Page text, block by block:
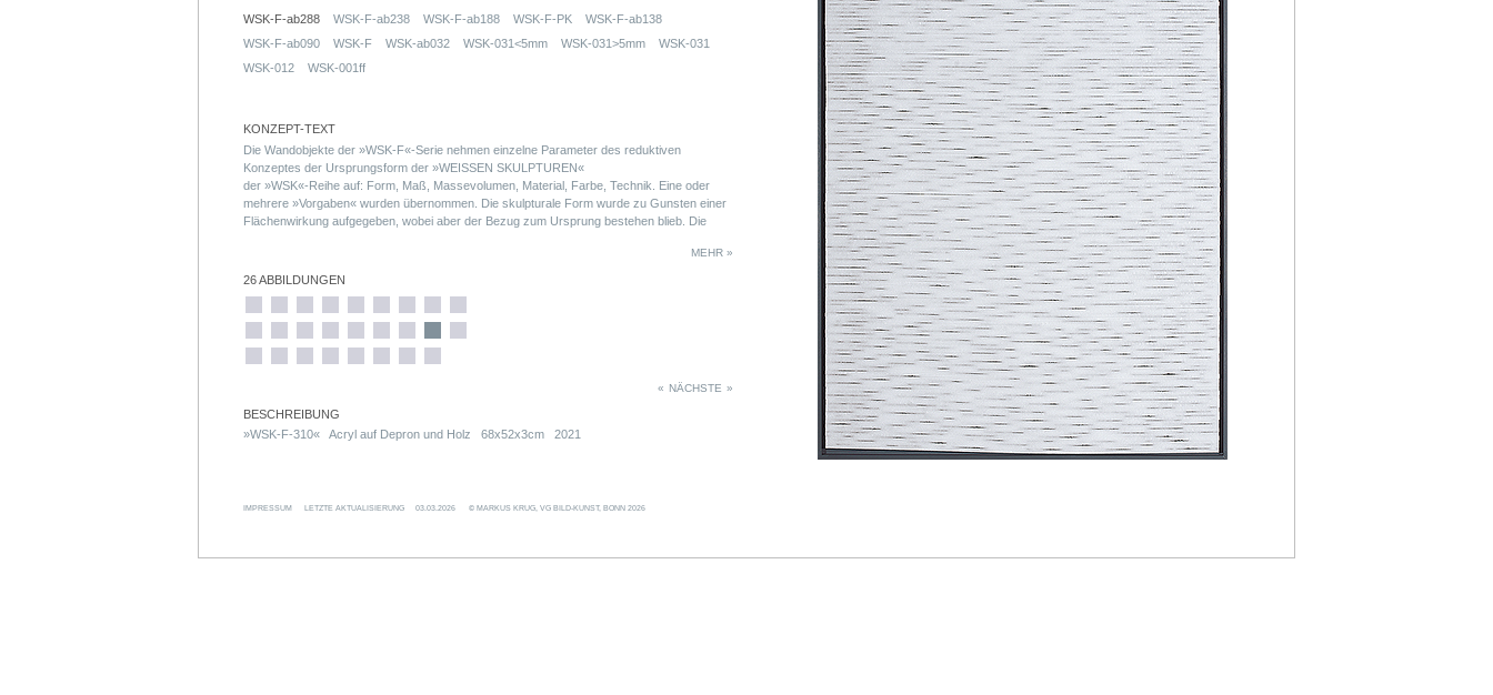
WSK-F-ab288 WSK-F-ab238 WSK-F-ab188 WSK-F-PK
WSK-F-ab138
WSK-F-ab090
WSK-F WSK-ab032 WSK-031<5mm WSK-031>5mm
WSK-031
WSK-012
WSK-001ff
KONZEPT-TEXT
Die Wandobjekte der »WSK-F«-Serie nehmen einzelne Parameter des reduktiven
Konzeptes der Ursprungsform der »WEISSEN SKULPTUREN«
der »WSK«-Reihe auf: Form, Maß, Massevolumen, Material, Farbe, Technik. Eine oder
mehrere »Vorgaben« wurden übernommen. Die skulpturale Form wurde zu Gunsten einer
Flächenwirkung aufgegeben, wobei aber der Bezug zum Ursprung bestehen blieb. Die
120 Einzelteilen (zwölf Treppensegmente, entsprechend einer »kompletten« »WSK«-
Skulptur).
MEHR »
26 ABBILDUNGEN
»
NÄCHSTE
«
BESCHREIBUNG
»WSK-F-310« Acryl auf Depron und Holz 68x52x3cm 2021
IMPRESSUM LETZTE AKTUALISIERUNG 03.03.2026 © MARKUS KRUG, VG BILD-KUNST, BONN 2026